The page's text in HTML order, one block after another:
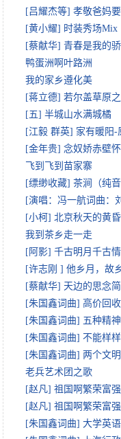
[吕耀杰等] 孝敬爸妈
[黄小耀] 时装秀场Mix
[蔡献华] 青春是我的
鸭蛋洲啊叶路洲
我的家乡遵化美
[蒋立德] 若尔盖草原
[五] 半城山水满城橘
[江毅 群英] 家有暖阳-
[金年贵] 念奴娇赤壁
飞到飞到苗家寨
[缥缈收藏] 茶涧（纯
[演唱：冯一航词曲：
[小柯] 北京秋天的黄昏
我到茶乡走一走
[阿影] 千古明月千古情
[许志刚 ] 他乡月，故
[蔡献华] 天边的思念
[朱国鑫词曲] 高价回
[朱国鑫词曲] 五种精
[朱国鑫词曲] 不能样
[朱国鑫词曲] 两个文
老兵艺术团之歌
[赵凡] 祖国啊繁荣富强
[赵凡] 祖国啊繁荣富强
[朱国鑫词曲] 大学英